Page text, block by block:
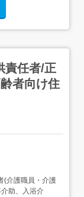
責任者/正
者向け住
(介護職員・介護
助、入浴介